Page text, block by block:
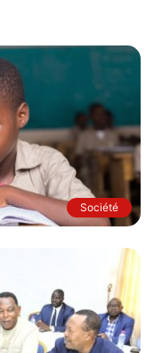
Société